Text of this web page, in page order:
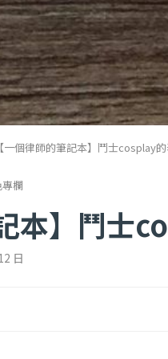
【一個律師的筆記本】鬥士cosplay
欄
本】鬥士
日